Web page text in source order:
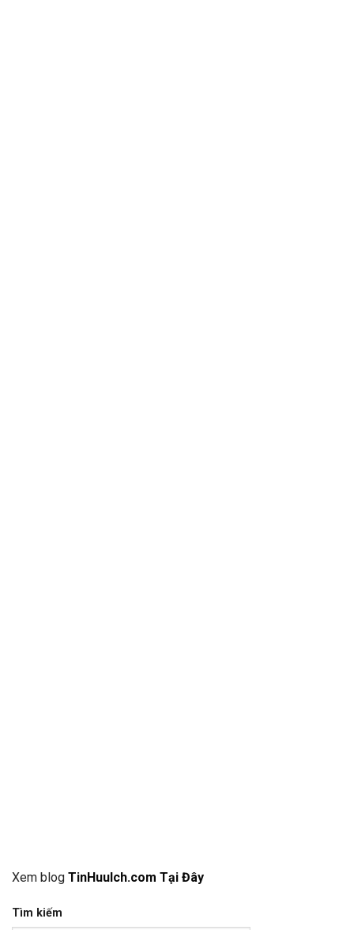
Xem blog TinHuuIch.com Tại Đây
Tìm kiếm